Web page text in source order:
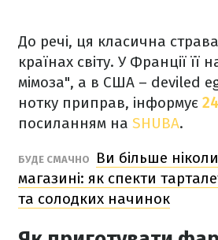
До речі, ця класична
країнах світу. У Франції її
мімоза", а в США – deviled
нотку приправ, інформує
посиланням на SHUBA.
БУДЕ СМАЧНО
Ви більше
магазині: як спекти
та солодких начинок